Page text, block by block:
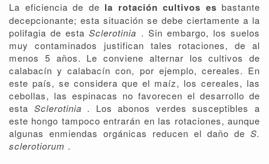
La eficiencia de de la rotación cultivos es bastante
decepcionante; esta situación se debe ciertamente a la
polifagia de estaSclerotinia . Sin embargo, los suelos
muy contaminados justifican tales rotaciones, de al
menos 5 años. Le conviene alternar los cultivos de
calabacín y calabacín con, por ejemplo, cereales. En
este país, se considera que el maíz, los cereales, las
cebollas, las espinacas no favorecen el desarrollo de
esta Sclerotinia . Los abonos verdes susceptibles a
este hongo tampoco entrarán en las rotaciones, aunque
algunas enmiendas orgánicas reducen el daño de S.
sclerotiorum .